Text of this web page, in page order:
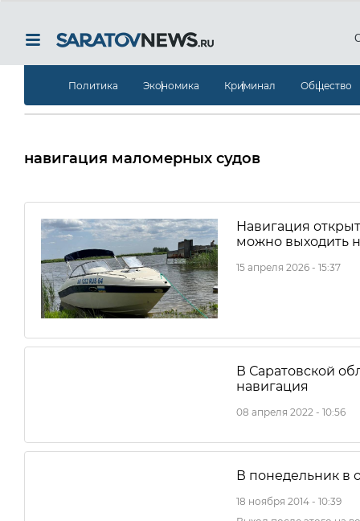
Политика Экономика Криминал Общество
навигация маломерных судов
Навигация
можно выходить
15 апреля 2026 - 15:37
В Саратовской
навигация
08 апреля 2022 - 10:56
В понедельник в
18 ноября 2014 - 10:39